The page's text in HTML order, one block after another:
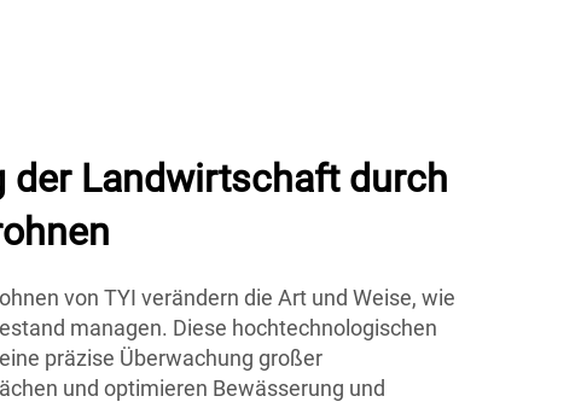
der Landwirtschaft durch
von TYI verändern die Art und Weise, wie
managen. Diese hochtechnologischen
präzise Überwachung großer
und optimieren Bewässerung und